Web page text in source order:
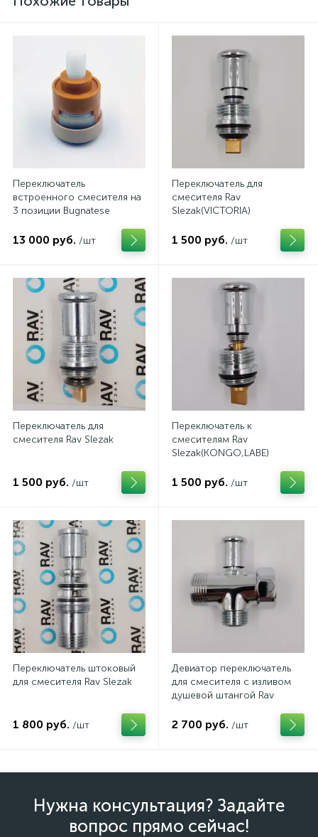
Переключатель
встроенного смесителя на
3 позиции Bugnatese
13 000 руб. /шт
Переключатель для
смесителя Rav
Slezak(VICTORIA)
1 500 руб. /шт
Переключатель для
смесителя Rav Slezak
1 500 руб. /шт
Переключатель к
смесителям Rav
Slezak(KONGO,LABE)
1 500 руб. /шт
Переключатель штоковый
для смесителя Rav Slezak
1 800 руб. /шт
Девиатор переключатель
для смесителя с изливом
душевой штангой Rav
2 700 руб. /шт
Нужна консультация? Задайте
вопрос прямо сейчас!